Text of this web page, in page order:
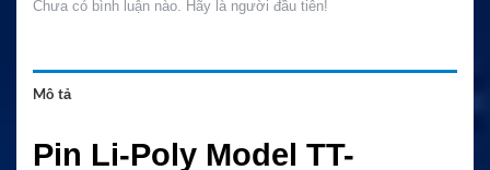
Chưa có bình luận nào. Hãy là người đầu tiên!
Mô tả
Pin Li-Poly Model TT-